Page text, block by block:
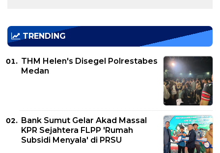
TRENDING
THM Helen's Disegel Polrestabes
Medan
Bank Sumut Gelar Akad Massal
KPR Sejahtera FLPP 'Rumah
Subsidi Menyala' di PRSU